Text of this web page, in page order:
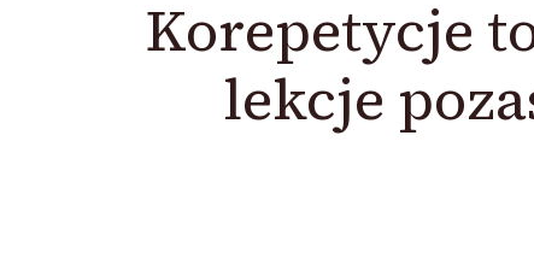
Korepetycje
lekcje